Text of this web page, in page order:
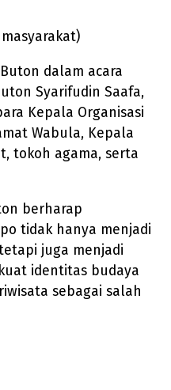
dalam acara
Syarifudin Saafa,
Kepala Organisasi
Wabula, Kepala
tokoh agama, serta
berharap
tidak hanya menjadi
juga menjadi
identitas budaya
sebagai salah